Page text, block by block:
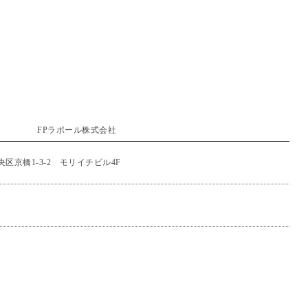
FPラポール株式会社
区京橋1-3-2 モリイチビル4F